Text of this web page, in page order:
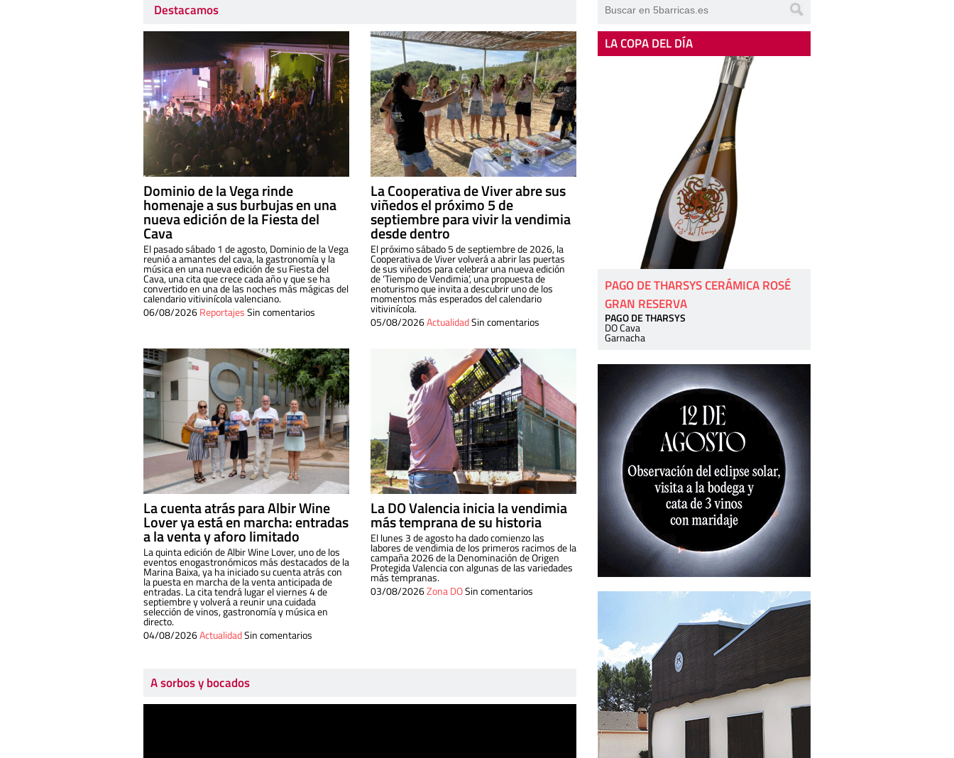
Destacamos
Dominio de la Vega rinde
homenaje a sus burbujas en una
nueva edición de la Fiesta del
Cava
El pasado sábado 1 de agosto, Dominio de la Vega
reunió a amantes del cava, la gastronomía y la
música en una nueva edición de su Fiesta del
Cava, una cita que crece cada año y que se ha
convertido en una de las noches más mágicas del
calendario vitivinícola valenciano.
06/08/2026ReportajesSin comentarios
La Cooperativa de Viver abre sus
viñedos el próximo 5 de
septiembre para vivir la vendimia
desde dentro
El próximo sábado 5 de septiembre de 2026, la
Cooperativa de Viver volverá a abrir las puertas
de sus viñedos para celebrar una nueva edición
de ‘Tiempo de Vendimia’, una propuesta de
enoturismo que invita a descubrir uno de los
momentos más esperados del calendario
vitivinícola.
05/08/2026ActualidadSin comentarios
La cuenta atrás para Albir Wine
Lover ya está en marcha: entradas
a la venta y aforo limitado
La quinta edición de Albir Wine Lover, uno de los
eventos enogastronómicos más destacados de la
Marina Baixa, ya ha iniciado su cuenta atrás con
la puesta en marcha de la venta anticipada de
entradas. La cita tendrá lugar el viernes 4 de
septiembre y volverá a reunir una cuidada
selección de vinos, gastronomía y música en
directo.
04/08/2026ActualidadSin comentarios
La DO Valencia inicia la vendimia
más temprana de su historia
El lunes 3 de agosto ha dado comienzo las
labores de vendimia de los primeros racimos de la
campaña 2026 de la Denominación de Origen
Protegida Valencia con algunas de las variedades
más tempranas.
03/08/2026Zona DOSin comentarios
A sorbos y bocados
LA COPA DEL DÍA
PAGO DE THARSYS CERÁMICA ROSÉ
GRAN RESERVA
PAGO DE THARSYS
DO Cava
Garnacha